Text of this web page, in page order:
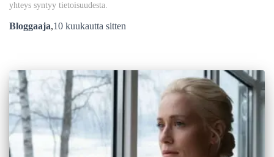
yhteys syntyy tietoisuudesta.
Bloggaaja,10 kuukautta sitten